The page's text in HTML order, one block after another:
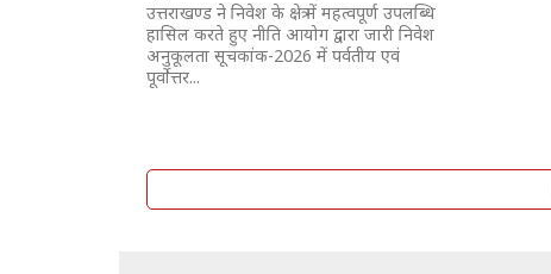
उत्तराखण्ड ने निवेश के क्षेत्र में महत्वपूर्ण उपलब्धि
हासिल करते हुए नीति आयोग द्वारा जारी निवेश
अनुकूलता सूचकांक-2026 में पर्वतीय एवं
पूर्वाेत्तर...